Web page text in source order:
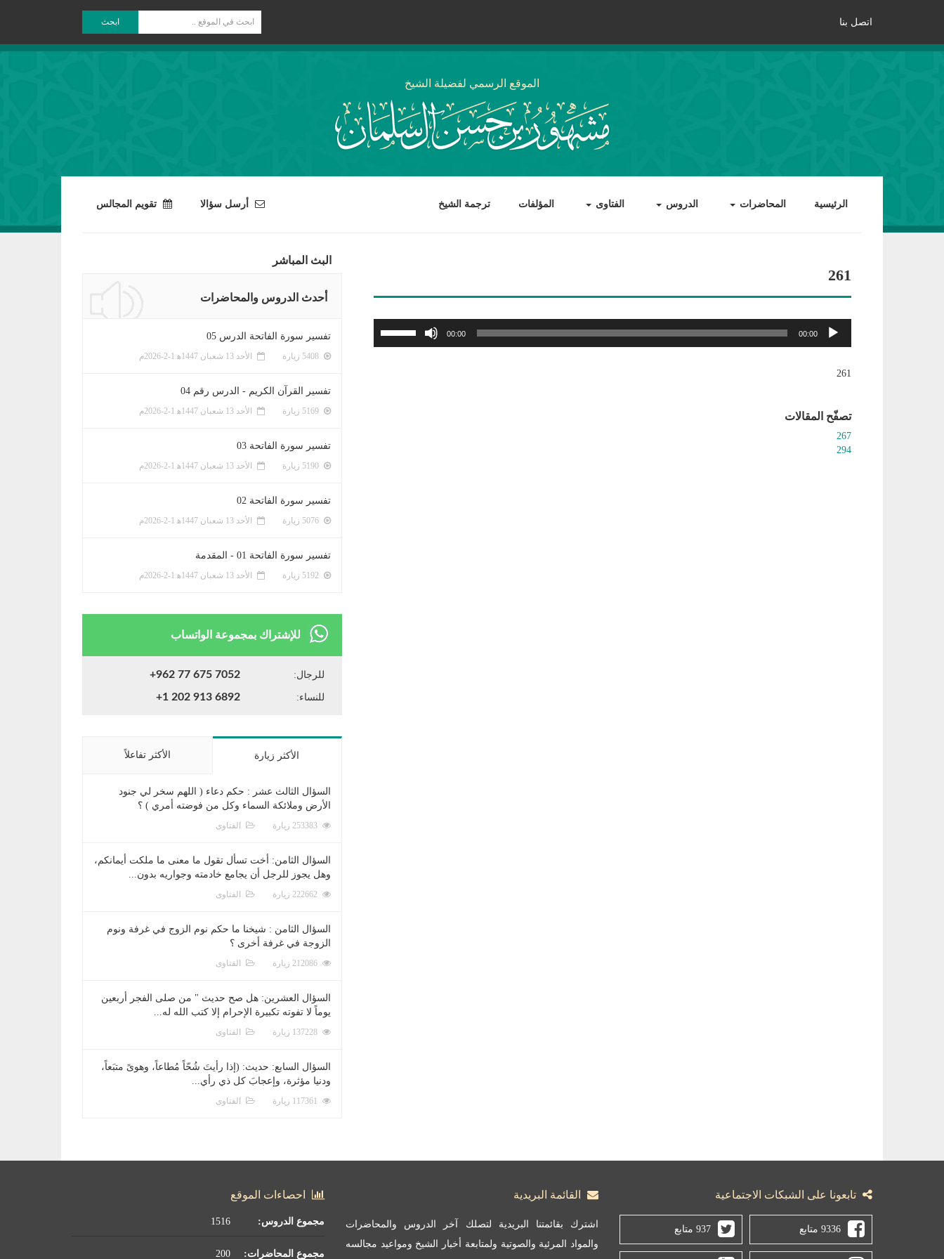
اتصل بنا ابحث
الموقع الرسمي لفضيلة الشيخ
الرئيسية المحاضرات الدروس الفتاوى المؤلفات ترجمة الشيخ أرسل سؤالا تقويم المجالس
261
مشغل
الصوت
00:00
00:00
261
تصفّح المقالات
267
294
البث المباشر
أحدث الدروس والمحاضرات
تفسير سورة الفاتحة الدرس 05
الأحد 13 شعبان 1447ﻫ 1-2-2026م
تفسير القرآن الكريم - الدرس رقم 04
الأحد 13 شعبان 1447ﻫ 1-2-2026م
تفسير سورة الفاتحة 03
الأحد 13 شعبان 1447ﻫ 1-2-2026م
تفسير سورة الفاتحة 02
الأحد 13 شعبان 1447ﻫ 1-2-2026م
تفسير سورة الفاتحة 01 - المقدمة
الأحد 13 شعبان 1447ﻫ 1-2-2026م
للإشتراك بمجموعة الواتساب
للرجال: +962 77 675 7052
للنساء: +1 202 913 6892
الأكثر زيارة الأكثر تفاعلاً
السؤال الثالث عشر : حكم دعاء ( اللهم سخر لي جنود
الأرض وملائكة السماء وكل من فوضته أمري ) ؟
الفتاوى
السؤال الثامن: أخت تسأل تقول ما معنى ما ملكت أيمانكم،
وهل يجوز للرجل أن يجامع خادمته وجواريه بدون...
الفتاوى
السؤال الثامن : شيخنا ما حكم نوم الزوج في غرفة ونوم
الزوجة في غرفة أخرى ؟
الفتاوى
السؤال العشرين: هل صح حديث " من صلى الفجر أربعين
يوماً لا تفوته تكبيرة الإحرام إلا كتب الله له...
الفتاوى
السؤال السابع: حديث: (إذا رأيتَ شُحّاً مُطاعاً، وهوىً متبَعاً،
ودنيا مؤثرة، وإعجابَ كل ذي رأي...
الفتاوى
تابعونا على الشبكات الاجتماعية
9336 متابع 937 متابع
القائمة البريدية
اشترك بقائمتنا البريدية لتصلك آخر الدروس والمحاضرات
والمواد المرئية والصوتية ولمتابعة أخبار الشيخ ومواعيد مجالسه
احصاءات الموقع
مجموع الدروس:
مجموع المحاضرات: